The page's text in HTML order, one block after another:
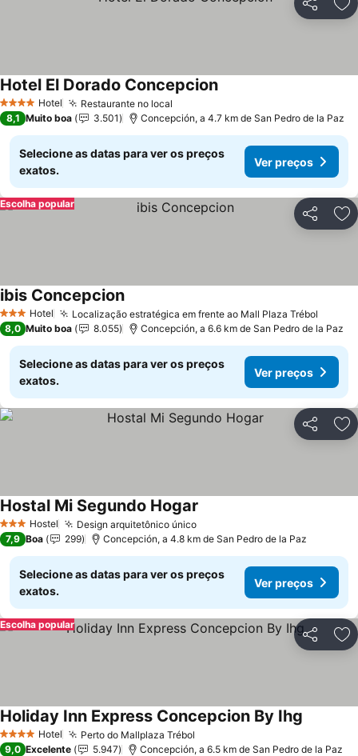
Partilhar
4 EstrelasHotel Restaurante no local
Hotel El Dorado ConcepcionVer preços
8,1 Muito boa 3.501 Concepción, a 4.7 km de San Pedro de la Paz
Selecione as datas para ver os preços
exatos.
Ver preços
Partilhar
Escolha popular
3 EstrelasHotel Localização estratégica em frente ao Mall Plaza Trébol
ibis ConcepcionVer preços
8,0 Muito boa 8.055 Concepción, a 6.6 km de San Pedro de la Paz
Selecione as datas para ver os preços
exatos.
Ver preços
Partilhar
3 EstrelasHostel Design arquitetônico únicoVer preços
Hostal Mi Segundo Hogar
7,9 Boa 299 Concepción, a 4.8 km de San Pedro de la Paz
Selecione as datas para ver os preços
exatos.
Ver preços
Partilhar
Escolha popular
4 EstrelasHotel Perto do Mallplaza Trébol
Holiday Inn Express Concepcion By Ihg
9,0 Excelente 5.947 Concepción, a 6.5 km de San Pedro de la Paz